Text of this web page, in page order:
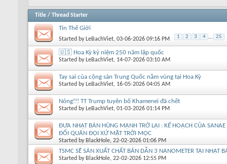
Title / Thread Starter
Tin Thế Giới
Started by LeBachViet, 03-06-2026 09:16 PM 1 2 3 4 ... 25
🇺🇸 Hoa Kỳ kỷ niệm 250 năm lập quốc
Started by LeBachViet, 14-07-2026 03:10 AM
Tay sai của cộng sản Trung Quốc nằm vùng tại Hoa Kỳ
Started by LeBachViet, 16-05-2026 04:05 AM
Nóng!!! TT Trump tuyên bố Khamenei đã chết
Started by LeBachViet, 01-03-2026 01:14 PM
ĐƯA NHẬT BẢN HÙNG MẠNH TRỞ LẠI : KẾ HOẠCH CỦA
ĐỔI QUÂN ĐỘI XỨ MẶT TRỜI MỌC
Started by BlackHole, 22-02-2026 01:06 PM
TSMC SẼ SẢN XUẤT CHẤT BÁN DẪN 3 NANOMETER TẠI NHẬT
Started by BlackHole, 22-02-2026 12:55 PM